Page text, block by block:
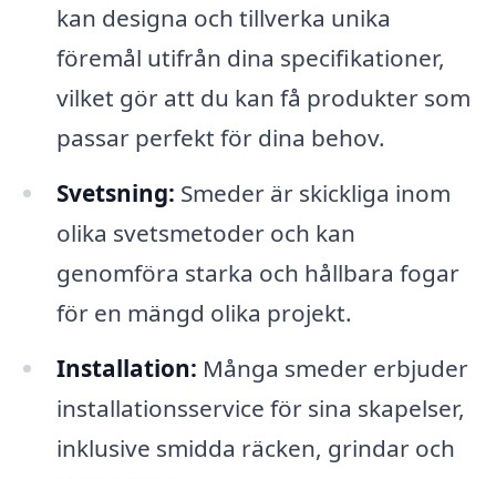
kan designa och tillverka unika
föremål utifrån dina specifikationer,
vilket gör att du kan få produkter som
passar perfekt för dina behov.
Svetsning: Smeder är skickliga inom
olika svetsmetoder och kan
genomföra starka och hållbara fogar
för en mängd olika projekt.
Installation: Många smeder erbjuder
installationsservice för sina skapelser,
inklusive smidda räcken, grindar och